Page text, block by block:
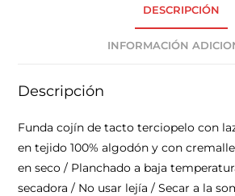
DESCRIPCIÓN
INFORMACIÓN
Descripción
Funda cojín de tacto terciopelo con
en tejido 100% algodón y con
en seco / Planchado a baja
secadora / No usar lejía / Secar a la